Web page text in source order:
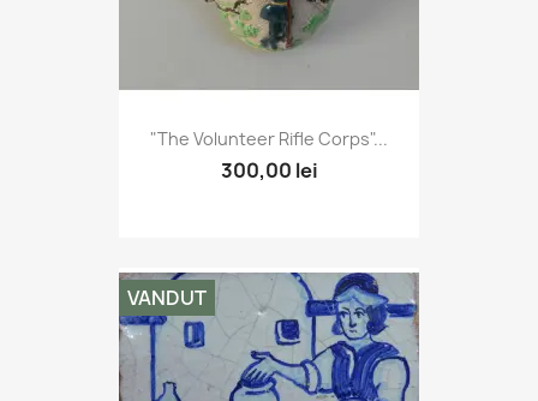
"The Volunteer Rifle Corps"...
300,00 lei
VANDUT